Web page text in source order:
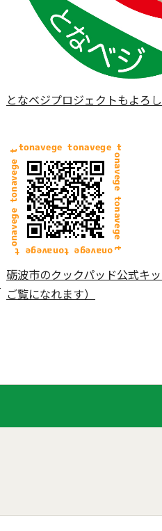
となベジプロジェクトもよろ
砺波市のクックパッド公式キ
ご覧になれます）